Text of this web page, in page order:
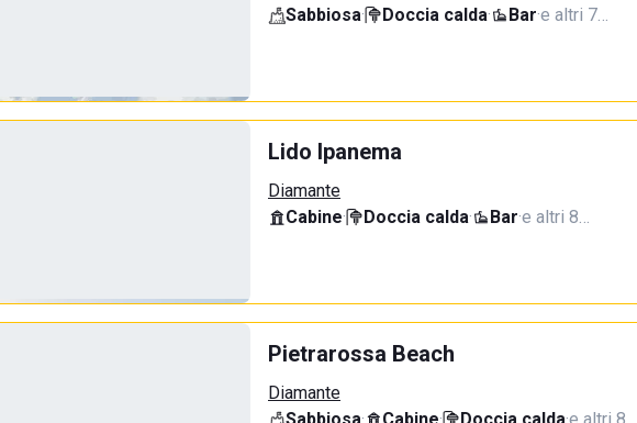
Sabbiosa· Doccia calda· Bar·e altri 7…
Lido Ipanema
Diamante
Cabine· Doccia calda· Bar·e altri 8…
Pietrarossa Beach
Diamante